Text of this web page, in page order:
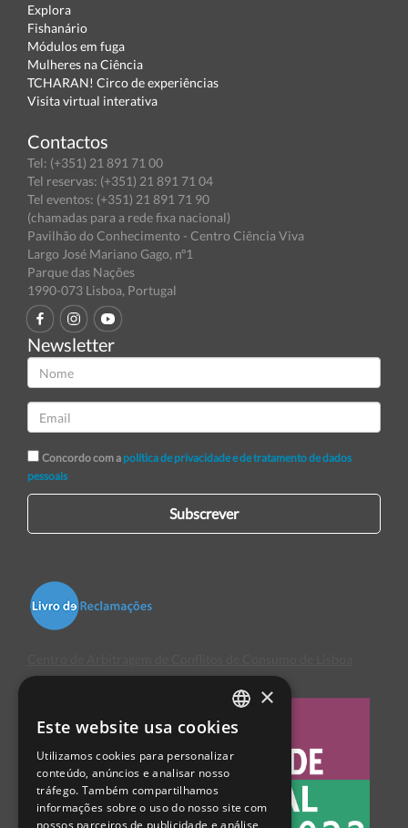
Explora
Fishanário
Módulos em fuga
Mulheres na Ciência
TCHARAN! Circo de experiências
Visita virtual interativa
Contactos
Tel: (+351) 21 891 71 00
Tel reservas: (+351) 21 891 71 04
Tel eventos: (+351) 21 891 71 90
(chamadas para a rede fixa nacional)
Pavilhão do Conhecimento - Centro Ciência Viva
Largo José Mariano Gago, nº1
Parque das Nações
1990-073 Lisboa, Portugal
Newsletter
Concordo com a política de privacidade e de tratamento de dados
pessoais
Subscrever
PORTUGUESE
ENGLISH
SPANISH
×
Este website usa cookies
Utilizamos cookies para personalizar
conteúdo, anúncios e analisar nosso
tráfego. Também compartilhamos
informações sobre o uso do nosso site com
nossos parceiros de publicidade e análise,